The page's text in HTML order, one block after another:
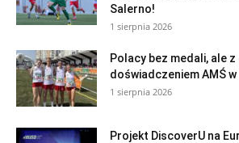
Salerno!
1 sierpnia 2026
Polacy bez medali, ale z
doświadczeniem AMŚ w
1 sierpnia 2026
Projekt DiscoverU na